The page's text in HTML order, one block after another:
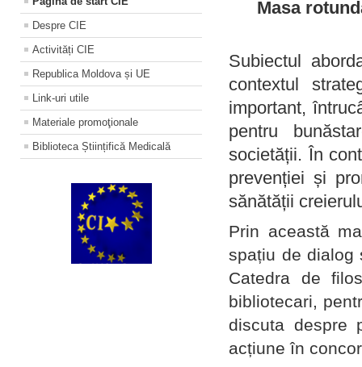
Despre CIE
Activități CIE
Republica Moldova și UE
Link-uri utile
Materiale promoţionale
Biblioteca Științifică Medicală
Masa
Subiectul
contextul
important,
pentru
societății. În
prevenției și
sănătății
Prin această
spațiu de dialog
Catedra de
bibliotecari,
discuta despre
acțiune în